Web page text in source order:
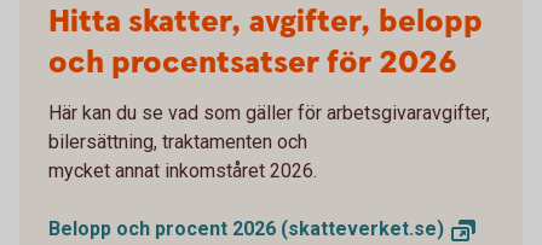
Hitta skatter, avgifter, belopp
och procentsatser för 2026
Här kan du se vad som gäller för arbetsgivaravgifter,
bilersättning, traktamenten och
mycket annat inkomståret 2026.
Belopp och procent 2026 (skatteverket.se)